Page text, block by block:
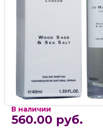
В наличии
560.00 руб.